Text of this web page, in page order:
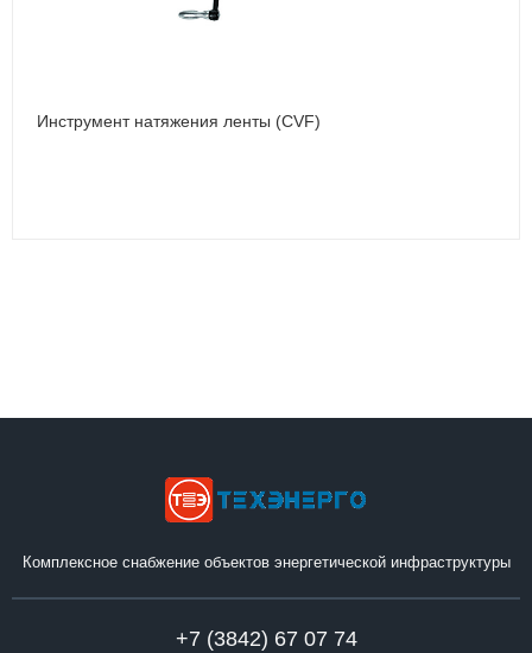
Инструмент натяжения ленты (CVF)
Комплексное снабжение объектов энергетической инфраструктуры
+7 (3842) 67 07 74